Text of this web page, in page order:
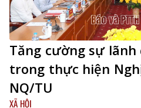
Tăng cường sự lãnh
trong thực hiện
NQ/TU
XÃ HỘI